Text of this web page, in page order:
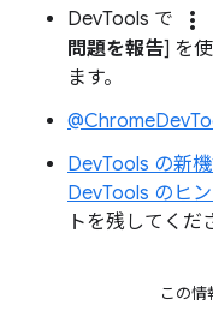
DevTools で
more_vert
問題を報告] を
ます。
DevTools の新
DevTools のヒ
トを残してくだ
この情